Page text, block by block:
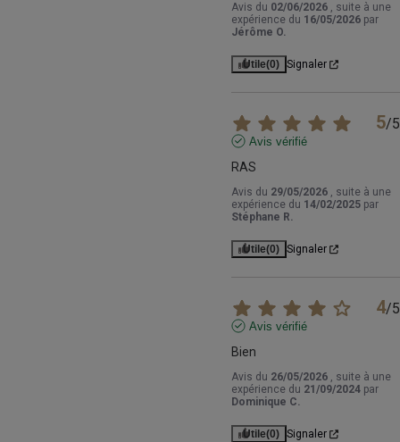
Avis du 02/06/2026 , suite à une
expérience du 16/05/2026 par
Jérôme O.
Utile(0) Signaler
5/5
Avis vérifié
RAS
Avis du 29/05/2026 , suite à une
expérience du 14/02/2025 par
Stéphane R.
Utile(0) Signaler
4/5
Avis vérifié
Bien
Avis du 26/05/2026 , suite à une
expérience du 21/09/2024 par
Dominique C.
Utile(0) Signaler